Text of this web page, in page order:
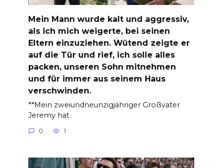
Mein Mann wurde kalt und aggressiv,
als ich mich weigerte, bei seinen
Eltern einzuziehen. Wütend zeigte er
auf die Tür und rief, ich solle alles
packen, unseren Sohn mitnehmen
und für immer aus seinem Haus
verschwinden.
**Mein zweiundneunzigjähriger Großvater
Jeremy hat
0 1